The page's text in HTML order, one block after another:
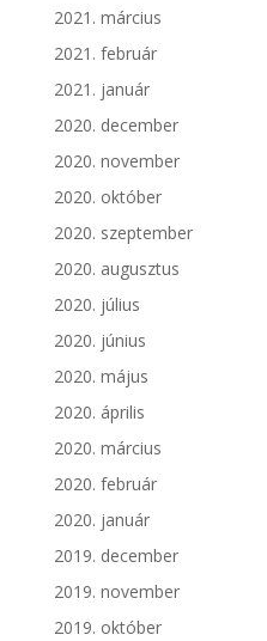
2021. március
2021. február
2021. január
2020. december
2020. november
2020. október
2020. szeptember
2020. augusztus
2020. július
2020. június
2020. május
2020. április
2020. március
2020. február
2020. január
2019. december
2019. november
2019. október